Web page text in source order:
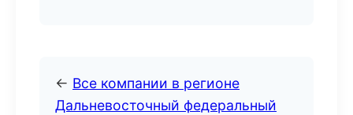
← Все компании в регионе
Дальневосточный федеральный